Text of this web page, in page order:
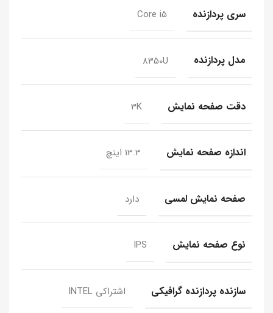
سری پردازنده Core i5
مدل پردازنده 8350U
دقت صفحه نمایش 3K
اندازه صفحه نمایش 13.3 اینچ
صفحه نمایش لمسی دارد
نوع صفحه نمایش IPS
سازنده پردازنده گرافیکی اشتراکی INTEL